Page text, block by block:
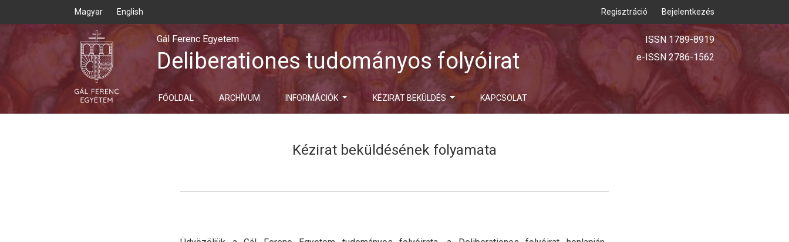
Magyar English Regisztráció Bejelentkezés
Gál Ferenc Egyetem
Deliberationes tudományos folyóirat
FŐOLDAL ARCHÍVUM INFORMÁCIÓK KÉZIRAT BEKÜLDÉS KAPCSOLAT
ISSN 1789-8919
e-ISSN 2786-1562
Kézirat beküldésének folyamata